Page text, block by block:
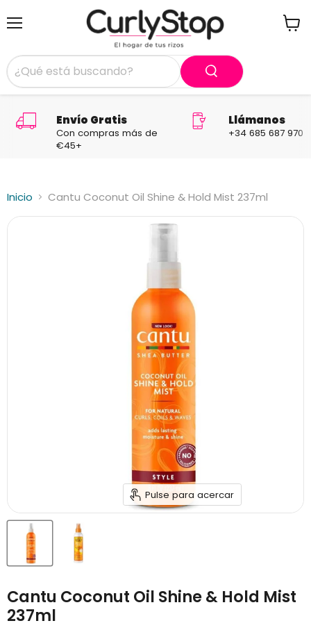
Envío Gratis
Con compras más de
€45+
Llámanos
+34 685 687 970
Inicio Cantu Coconut Oil Shine & Hold Mist 237ml
Pulse para acercar
Cantu Coconut Oil Shine & Hold Mist
237ml